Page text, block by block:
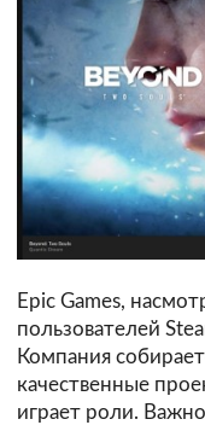
Epic Games,
пользователей
Компания
качественные
играет роли.